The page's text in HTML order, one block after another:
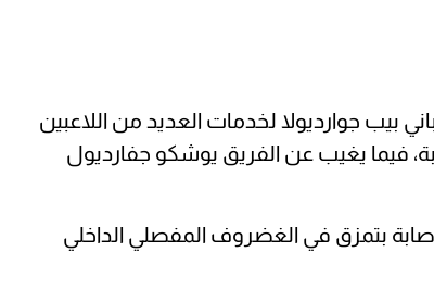
بيب جوارديولا لخدمات العديد من اللاعبين
فيما يغيب عن الفريق يوشكو جفارديول
بتمزق في الغضروف المفصلي الداخلي